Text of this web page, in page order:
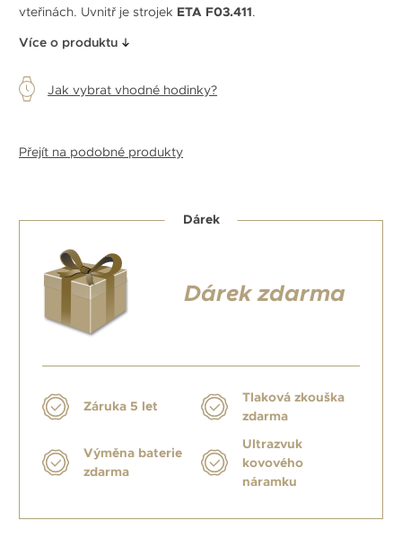
vteřinách. Uvnitř je strojek ETA F03.411.
Více o produktu
Jak vybrat vhodné hodinky?
Přejít na podobné produkty
Dárek
Dárek zdarma
Záruka 5 let
Tlaková zkouška
zdarma
Výměna baterie
zdarma
Ultrazvuk
kovového
náramku